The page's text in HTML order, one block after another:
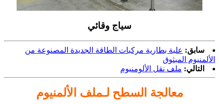
سياج وقائي
سابق: علبة بطارية مركبات الطاقة الجديدة المصنوعة من
الألمنيوم المبثوق
التالي: ملف نقل الألومنيوم
معالجة السطح لـملف الألمنيوم